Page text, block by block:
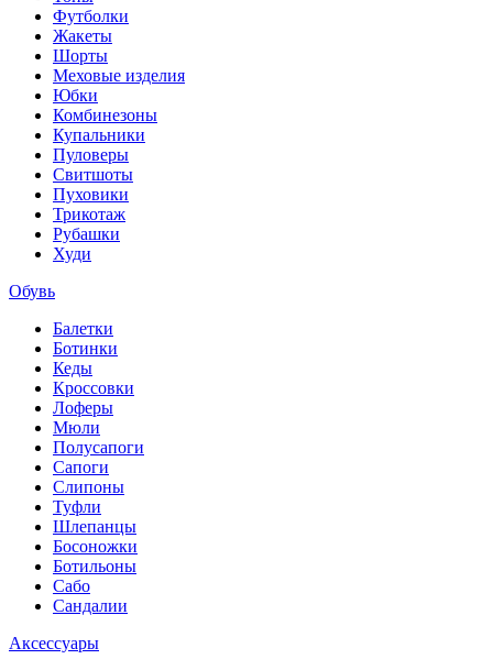
Футболки
Жакеты
Шорты
Меховые изделия
Юбки
Комбинезоны
Купальники
Пуловеры
Свитшоты
Пуховики
Трикотаж
Рубашки
Худи
Обувь
Балетки
Ботинки
Кеды
Кроссовки
Лоферы
Мюли
Полусапоги
Сапоги
Слипоны
Туфли
Шлепанцы
Босоножки
Ботильоны
Сабо
Сандалии
Аксессуары